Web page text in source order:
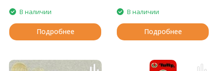
В наличии
Подробнее
В наличии
Подробнее